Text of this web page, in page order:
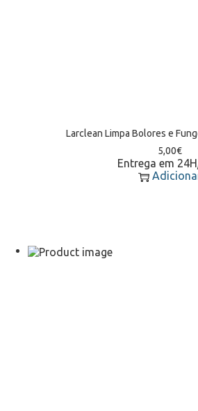
Larclean Limpa Bolores e
5,00€
Entrega em